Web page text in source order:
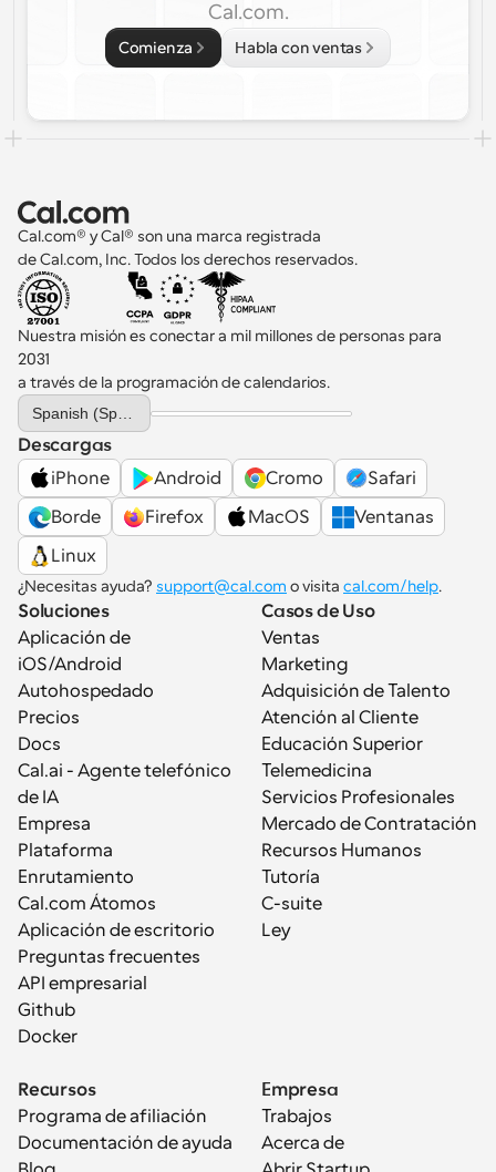
Cal.com.
Comienza Habla con ventas
Cal.com® y Cal® son una marca registrada
de Cal.com, Inc. Todos los derechos reservados.
Nuestra misión es conectar a mil millones de personas para
2031
a través de la programación de calendarios.
Select Language
Descargas
iPhone
Android Cromo
Safari
Borde
Firefox MacOS
Ventanas
Linux
¿Necesitas ayuda? support@cal.com o visita cal.com/help.
Soluciones
Aplicación de
iOS/Android
Autohospedado
Precios
Docs
Cal.ai - Agente telefónico
de IA
Empresa
Plataforma
Enrutamiento
Cal.com Átomos
Aplicación de escritorio
Preguntas frecuentes
API empresarial
Github
Docker
Casos de Uso
Ventas
Marketing
Adquisición de Talento
Atención al Cliente
Educación Superior
Telemedicina
Servicios Profesionales
Mercado de Contratación
Recursos Humanos
Tutoría
C-suite
Ley
Recursos
Programa de afiliación
Documentación de ayuda
Empresa
Trabajos
Acerca de